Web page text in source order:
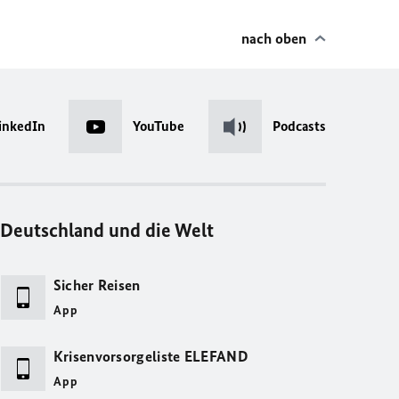
nach oben
YouTube Podcasts
Deutschland und die Welt
Sicher Reisen
App
Krisenvorsorgeliste ELEFAND
App